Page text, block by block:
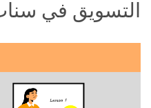
التسويق في سناب